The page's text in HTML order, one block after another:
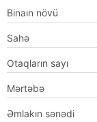
Binaın növü
Sahə
Otaqların sayı
Mərtəbə
Əmlakın sənədi